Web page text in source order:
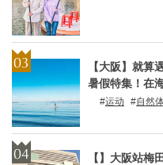
【大阪】就算
暑假特集！在
运动）和ＳＵ
运动 自然
【】大阪站梅